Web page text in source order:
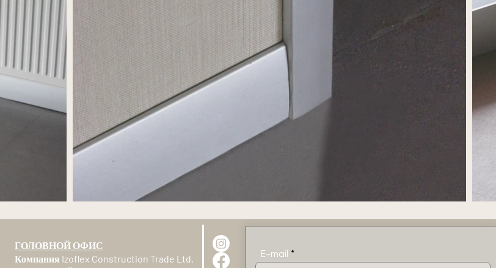
ГОЛОВНОЙ ОФИС
Компания Izoflex Construction Trade Ltd.
E-mail